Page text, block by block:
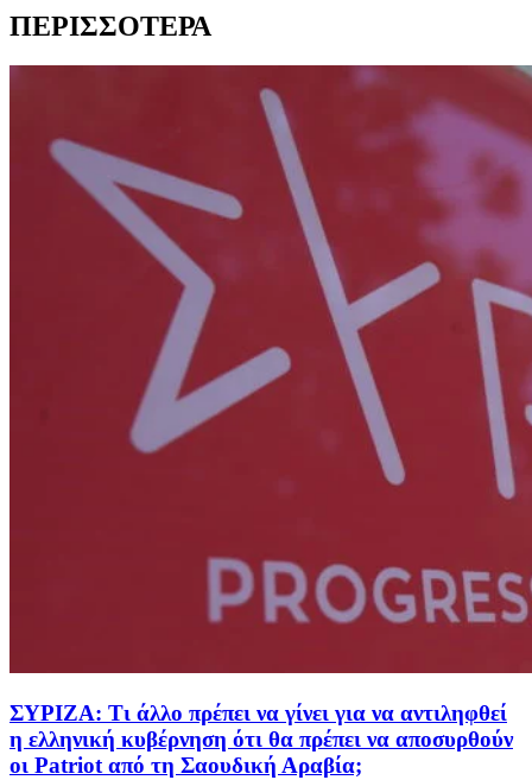
ΠΕΡΙΣΣΟΤΕΡΑ
ΣΥΡΙΖΑ: Τι άλλο πρέπει να γίνει για να αντιληφθεί
η ελληνική κυβέρνηση ότι θα πρέπει να αποσυρθούν
οι Patriot από τη Σαουδική Αραβία;